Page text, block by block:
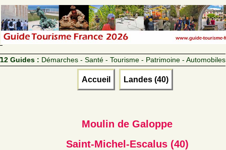
12 Guides : Démarches - Santé - Tourisme - Patrimoine - Automobiles
Accueil Landes (40)
Moulin de Galoppe
Saint-Michel-Escalus (40)